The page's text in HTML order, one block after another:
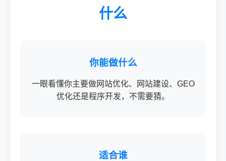
什么
你能做什么
一眼看懂你主要做网站优化、网站建设、GEO
优化还是程序开发，不需要猜。
适合谁